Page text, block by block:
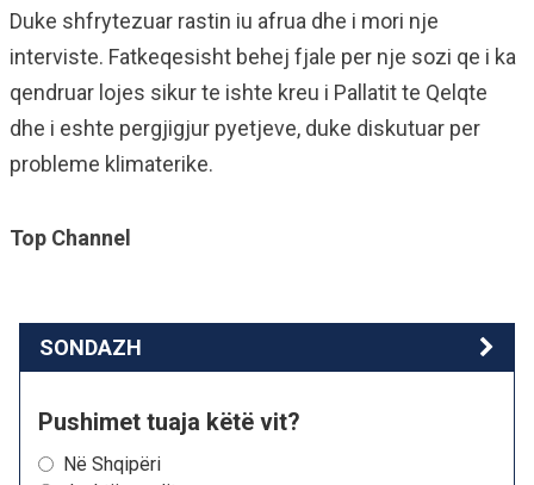
Duke shfrytezuar rastin iu afrua dhe i mori nje
interviste. Fatkeqesisht behej fjale per nje sozi qe i ka
qendruar lojes sikur te ishte kreu i Pallatit te Qelqte
dhe i eshte pergjigjur pyetjeve, duke diskutuar per
probleme klimaterike.
Top Channel
SONDAZH
Pushimet tuaja këtë vit?
Në Shqipëri